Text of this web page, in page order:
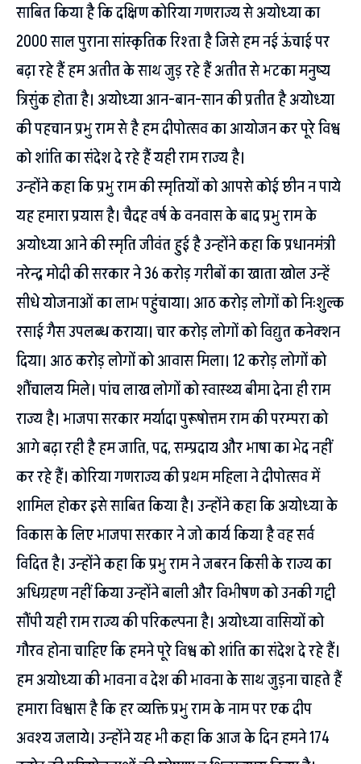
साबित किया है कि दक्षिण कोरिया गणराज्य से अयोध्या का
2000 साल पुराना सांस्कृतिक रिश्ता है जिसे हम नई ऊंचाई पर
बढ़ा रहे हैं हम अतीत के साथ जुड़ रहे हैं अतीत से भटका मनुष्य
त्रिसुंक होता है। अयोध्या आन-बान-सान की प्रतीत है अयोध्या
की पहचान प्रभु राम से है हम दीपोत्सव का आयोजन कर पूरे विश्व
को शांति का संदेश दे रहे हैं यही राम राज्य है।
उन्होंने कहा कि प्रभु राम की स्मृतियों को आपसे कोई छीन न पाये
यह हमारा प्रयास है। चैदह वर्ष के वनवास के बाद प्रभु राम के
अयोध्या आने की स्मृति जीवंत हुई है उन्होंने कहा कि प्रधानमंत्री
नरेन्द्र मोदी की सरकार ने 36 करोड़ गरीबों का खाता खोल उन्हें
सीधे योजनाओं का लाभ पहुंचाया। आठ करोड़ लोगों को निःशुल्क
रसाई गैस उपलब्ध कराया। चार करोड़ लोगों को विद्युत कनेक्शन
दिया। आठ करोड़ लोगों को आवास मिला। 12 करोड़ लोगों को
शौंचालय मिले। पांच लाख लोगों को स्वास्थ्य बीमा देना ही राम
राज्य है। भाजपा सरकार मर्यादा पुरूषोत्तम राम की परम्परा को
आगे बढ़ा रही है हम जाति, पद, सम्प्रदाय और भाषा का भेद नहीं
कर रहे हैं। कोरिया गणराज्य की प्रथम महिला ने दीपोत्सव में
शामिल होकर इसे साबित किया है। उन्होंने कहा कि अयोध्या के
विकास के लिए भाजपा सरकार ने जो कार्य किया है वह सर्व
विदित है। उन्होंने कहा कि प्रभु राम ने जबरन किसी के राज्य का
अधिग्रहण नहीं किया उन्होंने बाली और विभीषण को उनकी गद्दी
सौंपी यही राम राज्य की परिकल्पना है। अयोध्या वासियों को
गौरव होना चाहिए कि हमने पूरे विश्व को शांति का संदेश दे रहे हैं।
हम अयोध्या की भावना व देश की भावना के साथ जुड़ना चाहते हैं
हमारा विश्वास है कि हर व्यक्ति प्रभु राम के नाम पर एक दीप
अवश्य जलाये। उन्होंने यह भी कहा कि आज के दिन हमने 174